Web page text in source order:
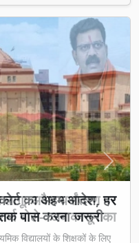
लागू: अवैध धर्मांतरण पर
बोले- 'अब कानून का
Next